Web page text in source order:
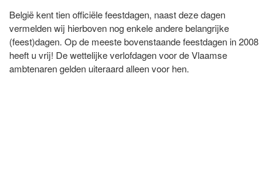
België kent tien officiële feestdagen, naast deze dagen
vermelden wij hierboven nog enkele andere belangrijke
(feest)dagen. Op de meeste bovenstaande feestdagen in 2008
heeft u vrij! De wettelijke verlofdagen voor de Vlaamse
ambtenaren gelden uiteraard alleen voor hen.